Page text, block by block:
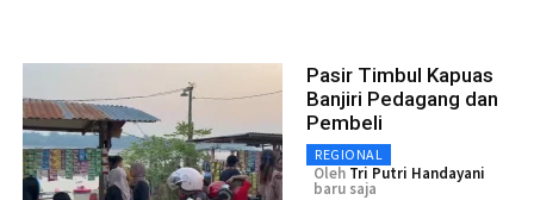
Pasir Timbul Kapuas
Banjiri Pedagang dan
Pembeli
REGIONAL
Oleh Tri Putri Handayani
baru saja